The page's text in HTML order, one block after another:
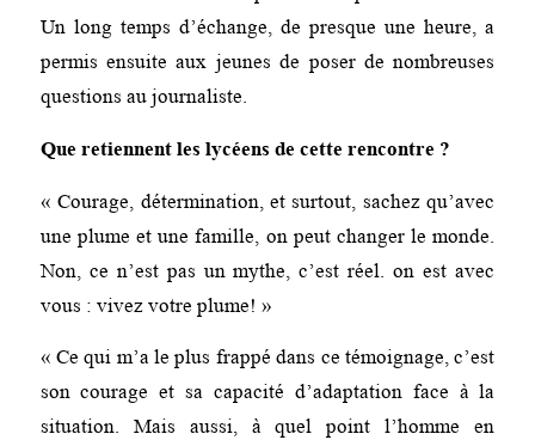
Un long temps d’échange, de presque une heure, a
permis ensuite aux jeunes de poser de nombreuses
questions au journaliste.
Que retiennent les lycéens de cette rencontre ?
« Courage, détermination, et surtout, sachez qu’avec
une plume et une famille, on peut changer le monde.
Non, ce n’est pas un mythe, c’est réel. on est avec
vous : vivez votre plume! »
« Ce qui m’a le plus frappé dans ce témoignage, c’est
son courage et sa capacité d’adaptation face à la
situation. Mais aussi, à quel point l’homme en